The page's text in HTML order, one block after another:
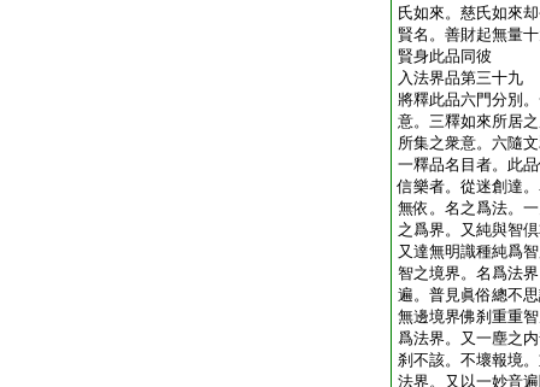
氏如來。慈氏如來
賢名。善財起無量
賢身此品同彼
入法界品第三十九
將釋此品六門分別
意。三釋如來所居
所集之衆意。六隨
一釋品名目者。此
信樂者。從迷創達
無依。名之爲法。
之爲界。又純與智
又達無明識種純爲
智之境界。名爲法
遍。普見眞俗總不
無邊境界佛刹重重
爲法界。又一塵之
刹不該。不壞報境
法界。又以一妙音